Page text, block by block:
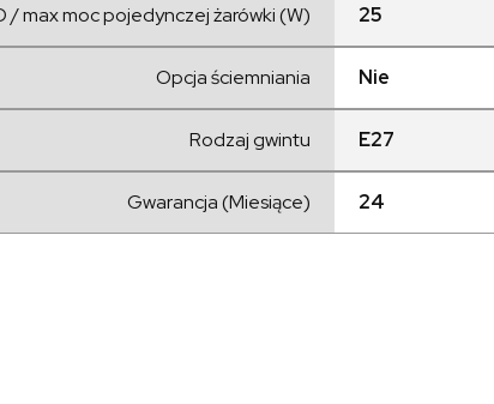
/ max moc pojedynczej żarówki (W) 25
Opcja ściemniania Nie
Rodzaj gwintu E27
Gwarancja (Miesiące) 24